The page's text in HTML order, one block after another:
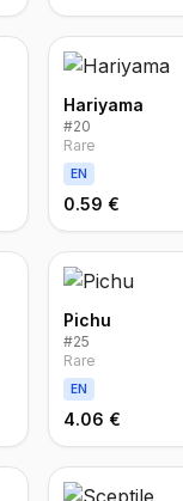
Hariyama
#20
Rare
EN
0.59 €
Pichu
#25
Rare
EN
4.06 €